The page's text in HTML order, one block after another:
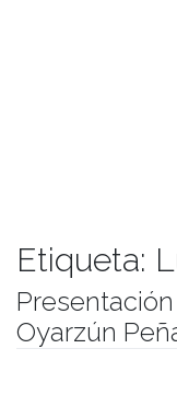
Etiqueta:
Oyarzún